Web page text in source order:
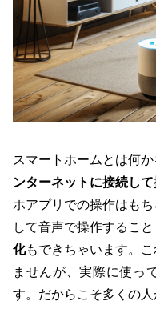
スマートホームとは何
ンターネットに接続し
ホアプリでの操作はも
して音声で操作するこ
化もできちゃいます。
ませんが、実際に使っ
す。だからこそ多くの人